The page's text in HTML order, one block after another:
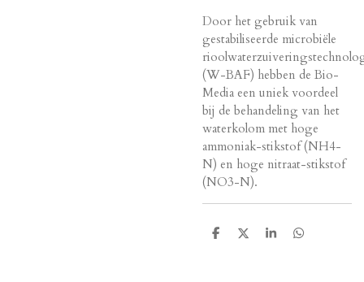
Door het gebruik van
gestabiliseerde microbiële
(W-BAF) hebben de Bio-
Media een uniek voordeel
bij de behandeling van het
waterkolom met hoge
ammoniak-stikstof (NH4-
N) en hoge nitraat-stikstof
(NO3-N).
D
D
S
D